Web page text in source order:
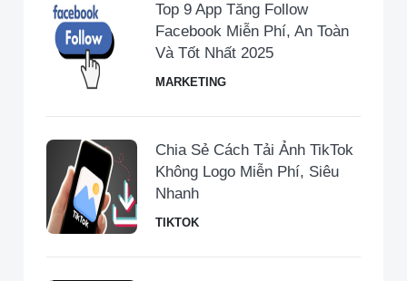
Top 9 App Tăng Follow
Facebook Miễn Phí, An Toàn
Và Tốt Nhất 2025
MARKETING
Chia Sẻ Cách Tải Ảnh TikTok
Không Logo Miễn Phí, Siêu
Nhanh
TIKTOK